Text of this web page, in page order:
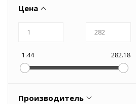
Оборудование пневматическое
Цена
1.44 282.18
Производитель